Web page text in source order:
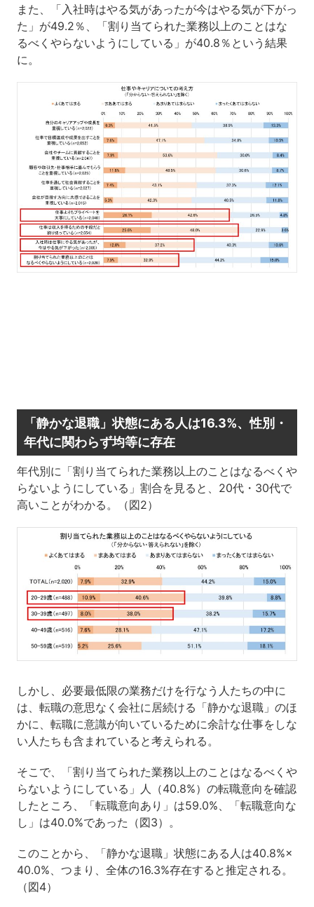
また、「入社時はやる気があったが今はやる気が下がっ
た」が49.2％、「割り当てられた業務以上のことはな
るべくやらないようにしている」が40.8％という結果
に。
「静かな退職」状態にある人は16.3%、性別・
年代に関わらず均等に存在
年代別に「割り当てられた業務以上のことはなるべくや
らないようにしている」割合を見ると、20代・30代で
高いことがわかる。（図2）
しかし、必要最低限の業務だけを行なう人たちの中に
は、転職の意思なく会社に居続ける「静かな退職」のほ
かに、転職に意識が向いているために余計な仕事をしな
い人たちも含まれていると考えられる。
そこで、「割り当てられた業務以上のことはなるべくや
らないようにしている」人（40.8%）の転職意向を確認
したところ、「転職意向あり」は59.0%、「転職意向な
し」は40.0%であった（図3）。
このことから、「静かな退職」状態にある人は40.8%×
40.0%、つまり、全体の16.3%存在すると推定される。
（図4）